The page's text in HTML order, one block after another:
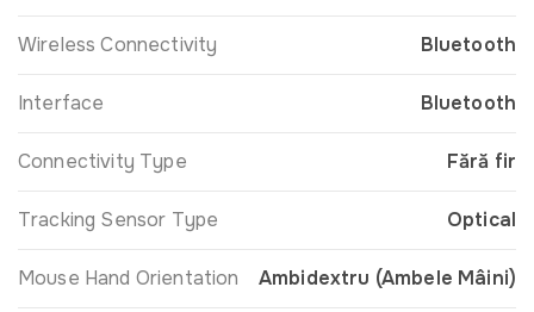
Wireless Connectivity Bluetooth
Interface Bluetooth
Connectivity Type Fără fir
Tracking Sensor Type Optical
Mouse Hand Orientation Ambidextru (Ambele Mâini)